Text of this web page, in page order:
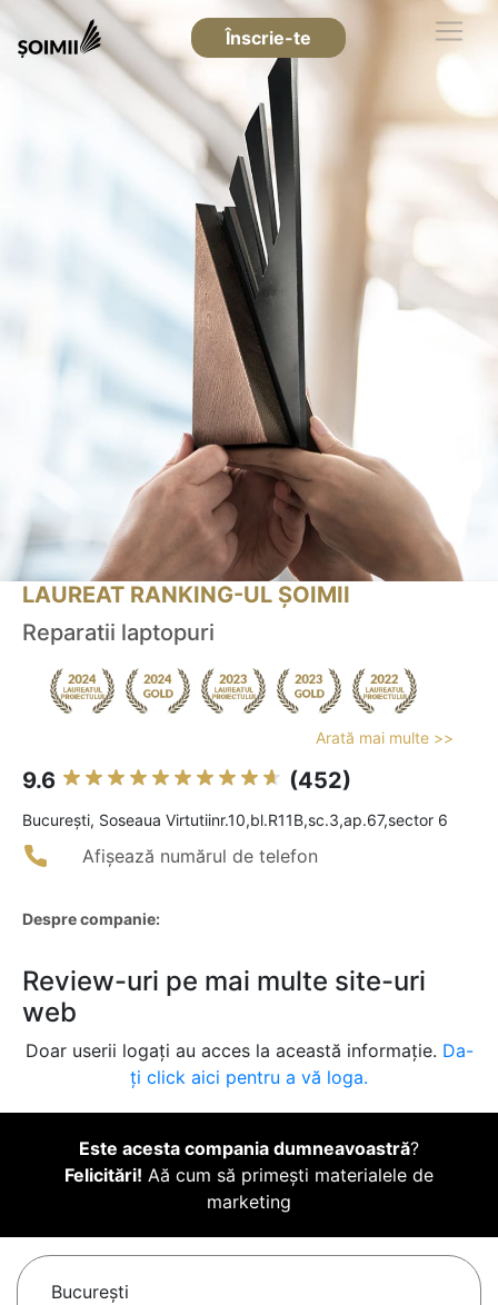
Înscrie-te
LAUREAT RANKING-UL ȘOIMII
Reparatii laptopuri
Arată mai multe >>
9.6 (452)
Bucureşti, Soseaua Virtutiinr.10,bl.R11B,sc.3,ap.67,sector 6
Afișează numărul de telefon
Despre companie:
Review-uri pe mai multe site-uri
web
Doar userii logați au acces la această informație. Da-
ți click aici pentru a vă loga.
Este acesta compania dumneavoastră?
Felicitări! Aă cum să primești materialele de
marketing
Bucureşti